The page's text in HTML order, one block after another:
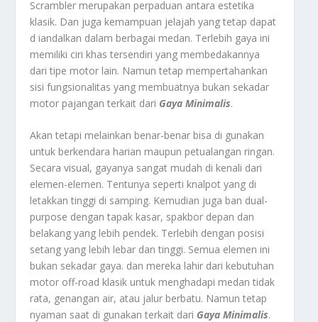
Scrambler merupakan perpaduan antara estetika
klasik. Dan juga kemampuan jelajah yang tetap dapat
d iandalkan dalam berbagai medan. Terlebih gaya ini
memiliki ciri khas tersendiri yang membedakannya
dari tipe motor lain. Namun tetap mempertahankan
sisi fungsionalitas yang membuatnya bukan sekadar
motor pajangan terkait dari Gaya Minimalis.
Akan tetapi melainkan benar-benar bisa di gunakan
untuk berkendara harian maupun petualangan ringan.
Secara visual, gayanya sangat mudah di kenali dari
elemen-elemen. Tentunya seperti knalpot yang di
letakkan tinggi di samping. Kemudian juga ban dual-
purpose dengan tapak kasar, spakbor depan dan
belakang yang lebih pendek. Terlebih dengan posisi
setang yang lebih lebar dan tinggi. Semua elemen ini
bukan sekadar gaya. dan mereka lahir dari kebutuhan
motor off-road klasik untuk menghadapi medan tidak
rata, genangan air, atau jalur berbatu. Namun tetap
nyaman saat di gunakan terkait dari Gaya Minimalis.